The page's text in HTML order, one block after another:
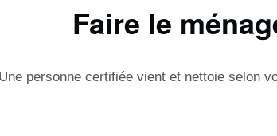
Faire le
Une personne certifiée vient et nettoie selon